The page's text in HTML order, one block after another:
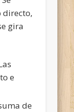
directo,
gira
e
de